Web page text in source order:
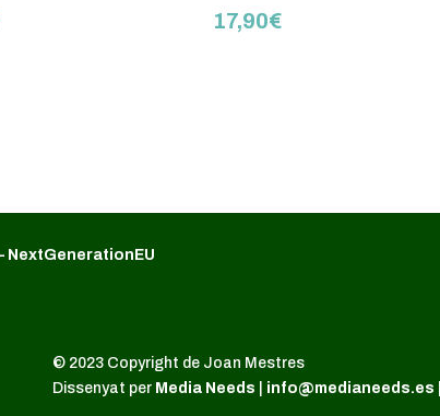
17,90€
NextGenerationEU
© 2023 Copyright de Joan Mestres
Dissenyat per Media Needs info@medianeeds.es